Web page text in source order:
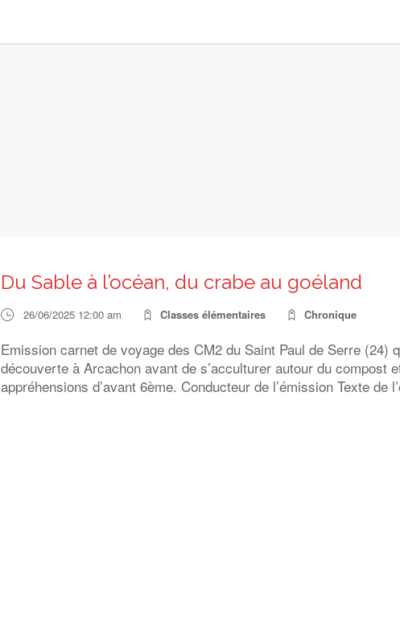
Du Sable à l’océan, du crabe au goéland
26/06/2025 12:00 am Classes élémentaires Chronique
Emission carnet de voyage des CM2 du Saint Paul de Serre (24)
découverte à Arcachon avant de s’acculturer autour du compost
appréhensions d’avant 6ème. Conducteur de l’émission Texte de